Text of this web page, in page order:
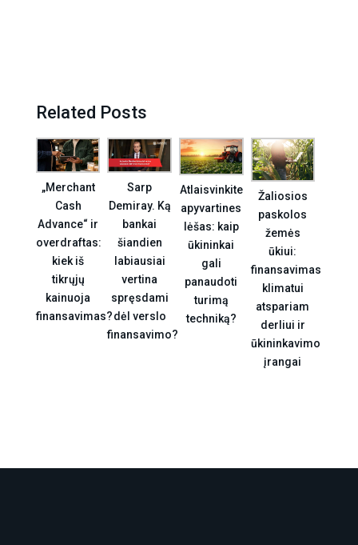
Related Posts
„Merchant
Cash
Advance“ ir
overdraftas:
kiek iš
tikrųjų
kainuoja
finansavimas?
Sarp
Demiray. Ką
bankai
šiandien
labiausiai
vertina
spręsdami
dėl verslo
finansavimo?
Atlaisvinkite
apyvartines
lėšas: kaip
ūkininkai
gali
panaudoti
turimą
techniką?
Žaliosios
paskolos
žemės
ūkiui:
finansavimas
klimatui
atspariam
derliui ir
ūkininkavimo
įrangai